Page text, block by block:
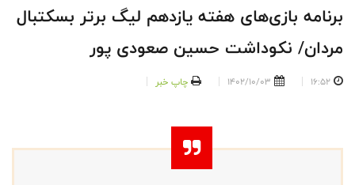
برنامه بازی‌های هفته یازدهم لیگ برتر بسکتبال
مردان/ نکوداشت حسین صعودی پور
16:52
1402/10/03 چاپ خبر